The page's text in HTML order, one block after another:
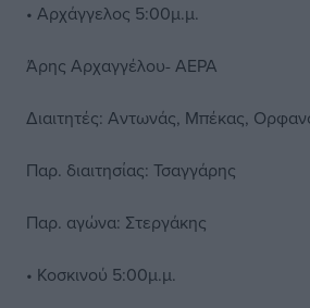
• Αρχάγγελος 5:00μ.μ.
Άρης Αρχαγγέλου- ΑΕΡΑ
Διαιτητές: Αντωνάς, Μπέκας,
Παρ. διαιτησίας: Τσαγγάρης
Παρ. αγώνα: Στεργάκης
• Κοσκινού 5:00μ.μ.